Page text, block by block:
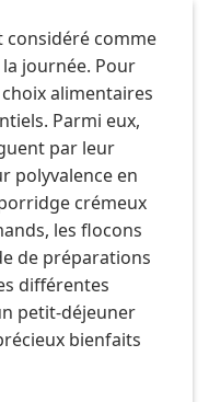
considéré comme
journée. Pour
alimentaires
Parmi eux,
par leur
polyvalence en
crémeux
les flocons
de préparations
différentes
petit-déjeuner
bienfaits